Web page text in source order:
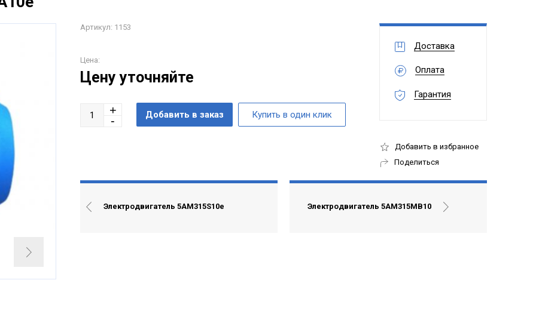
Артикул: 1153
Цена:
Цену уточняйте
Доставка
Оплата
Гарантия
Добавить в избранное
Поделиться
Электродвигатель 5АМ315S10е Электродвигатель 5АМ315МВ10